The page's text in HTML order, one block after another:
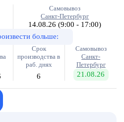
Самовывоз
Санкт-Петербург
14.08.26(9:00 - 17:00)
больше:
Срок
производства в
раб. днях
6
Самовывоз
Санкт-
Петербург
21.08.26